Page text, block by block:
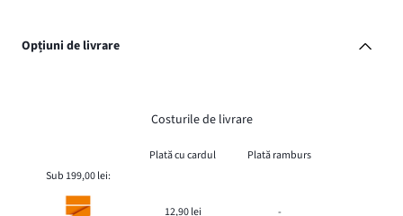
Opțiuni de livrare
Costurile de livrare
Plată cu cardul
Plată ramburs
Sub 199,00 lei:
12,90 lei -